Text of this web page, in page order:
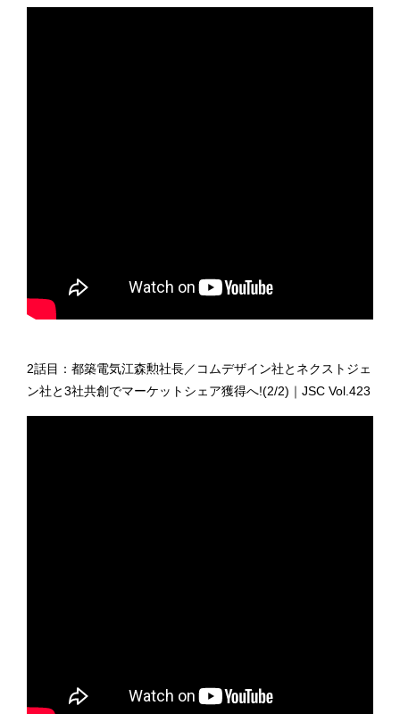
2話目：都築電気江森勲社長／コムデザイン社とネクストジェ
ン社と3社共創でマーケットシェア獲得へ!(2/2)｜JSC Vol.423